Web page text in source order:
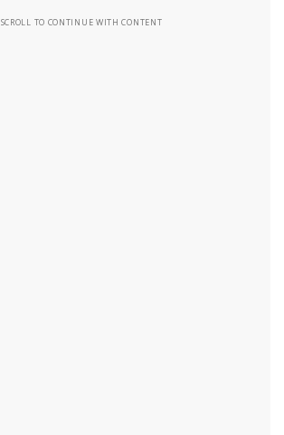
SCROLL TO CONTINUE WITH CONTENT